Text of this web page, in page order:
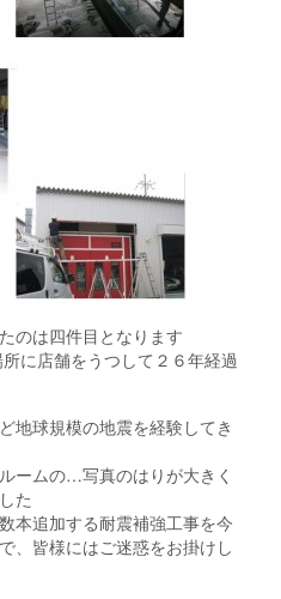
のは四件目となります
に店舗をうつして２６年経過
球規模の地震を経験してき
ームの…写真のはりが大きく
た
本追加する耐震補強工事を今
、皆様にはご迷惑をお掛けし